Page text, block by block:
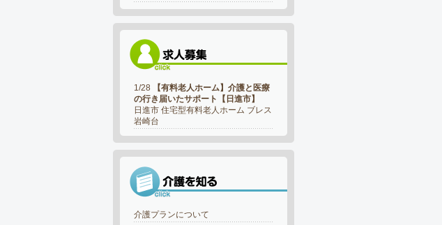
1/28
【有料老人ホーム】介護と医療
の行き届いたサポート【日進市】
日進市 住宅型有料老人ホーム ブレス
岩崎台
介護プランについて